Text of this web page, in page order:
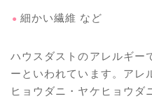
細かい繊維 など
ハウスダストのアレルギー
ーといわれています。アレ
ヒョウダニ・ヤケヒョウダ